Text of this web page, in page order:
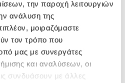
την παροχή λειτουργιών
ανάλυση της
μοιραζόμαστε
τον τρόπο που
μας με συνεργάτες
και αναλύσεων, οι
συνδυάσουν με άλλες